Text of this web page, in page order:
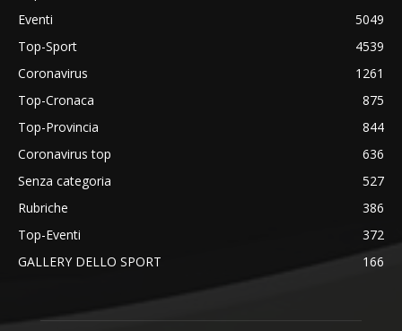
Eventi
5049
Top-Sport
4539
Coronavirus
1261
Top-Cronaca
875
Top-Provincia
844
Coronavirus top
636
Senza categoria
527
Rubriche
386
Top-Eventi
372
GALLERY DELLO SPORT
166